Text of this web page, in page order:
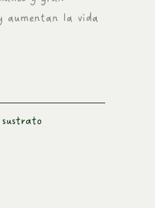
aumentan la vida
sustrato